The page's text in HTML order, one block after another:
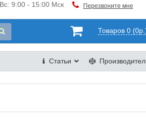
Перезвоните мне
9:00 - 15:00 Мск
Товаров 0
Статьи